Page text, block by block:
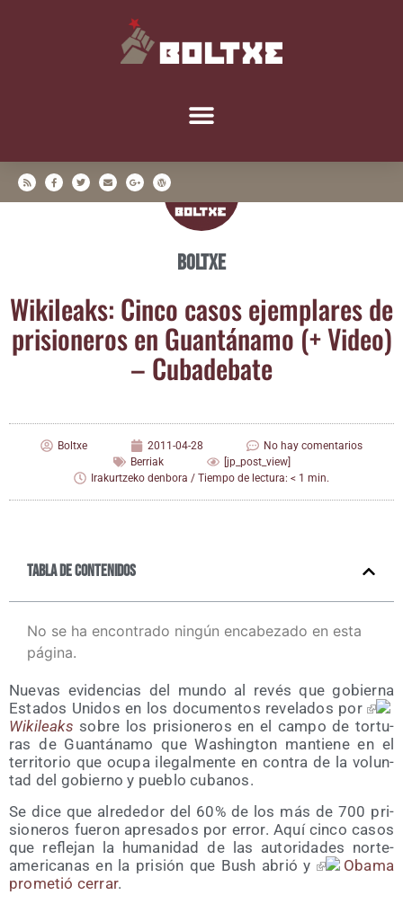
Boltxe
Wiki­leaks: Cin­co casos ejem­pla­res de
pri­sio­ne­ros en Guan­tá­na­mo (+ Video)
– Cubadebate
Boltxe 2011-04-28
No hay comentarios
Berriak
[jp_post_view]
Irakurtzeko denbora / Tiempo de lectura: < 1 min.
Tabla de contenidos
No se ha encontrado ningún encabezado en esta
página.
Nue­vas evi­den­cias del mun­do al revés que gobier­na
Esta­dos Uni­dos en los docu­men­tos reve­la­dos por
Wiki­leaks sobre los pri­sio­ne­ros en el cam­po de tor­tu­
ras de Guan­tá­na­mo que Washing­ton man­tie­ne en el
terri­to­rio que ocu­pa ile­gal­men­te en con­tra de la volun­
tad del gobierno y pue­blo cubanos.
Se dice que alre­de­dor del 60% de los más de 700 pri­
sio­ne­ros fue­ron apre­sa­dos por error. Aquí cin­co casos
que refle­jan la huma­ni­dad de las auto­ri­da­des nor­te­
ame­ri­ca­nas en la pri­sión que Bush abrió y
Oba­ma
pro­me­tió cerrar.